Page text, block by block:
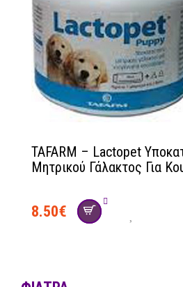
TAFARM – Lactopet
Μητρικού Γάλακτος Για
8.50€